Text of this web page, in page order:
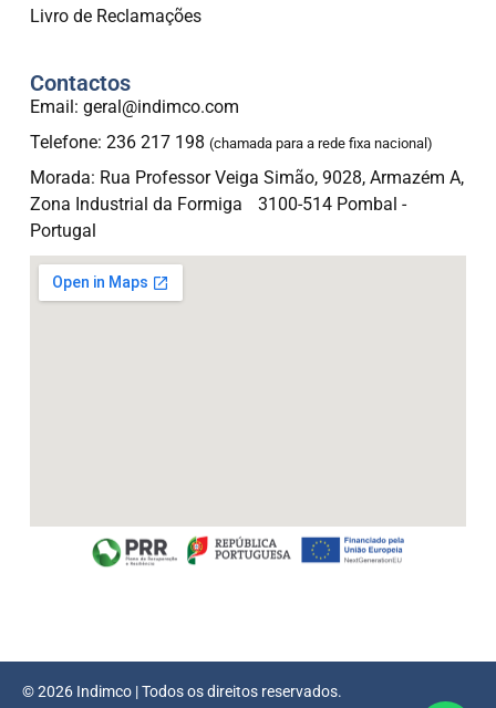
Livro de Reclamações
Contactos
Email: geral@indimco.com
Telefone: 236 217 198 (chamada para a rede fixa nacional)
Morada: Rua Professor Veiga Simão, 9028, Armazém A,
Zona Industrial da Formiga 3100-514 Pombal -
Portugal
© 2026 Indimco | Todos os direitos reservados.